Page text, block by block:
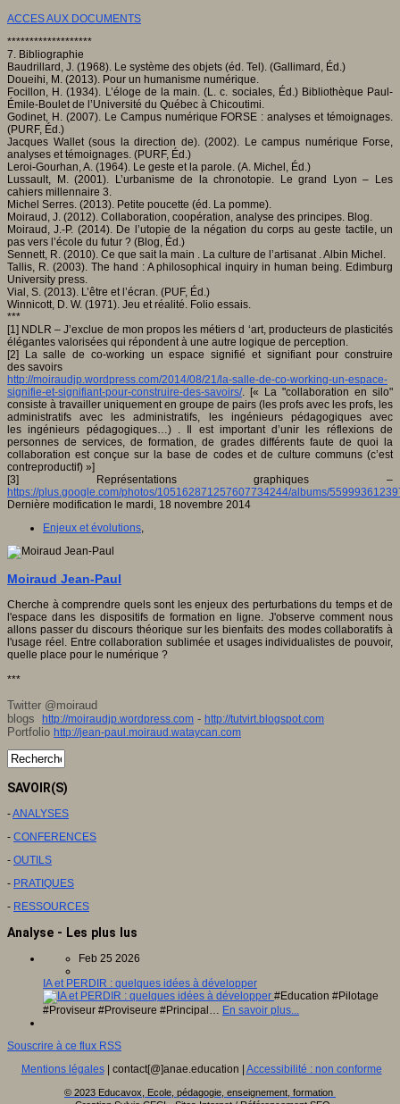
ACCES AUX DOCUMENTS
*******************
7. Bibliographie
Baudrillard, J. (1968). Le système des objets (éd. Tel). (Gallimard, Éd.)
Doueihi, M. (2013). Pour un humanisme numérique.
Focillon, H. (1934). L’éloge de la main. (L. c. sociales, Éd.) Bibliothèque Paul-
Émile-Boulet de l’Université du Québec à Chicoutimi.
Godinet, H. (2007). Le Campus numérique FORSE : analyses et témoignages.
(PURF, Éd.)
Jacques Wallet (sous la direction de). (2002). Le campus numérique Forse,
analyses et témoignages. (PURF, Éd.)
Leroi-Gourhan, A. (1964). Le geste et la parole. (A. Michel, Éd.)
Lussault, M. (2001). L’urbanisme de la chronotopie. Le grand Lyon – Les
cahiers millennaire 3.
Michel Serres. (2013). Petite poucette (éd. La pomme).
Moiraud, J. (2012). Collaboration, coopération, analyse des principes. Blog.
Moiraud, J.-P. (2014). De l’utopie de la négation du corps au geste tactile, un
pas vers l’école du futur ? (Blog, Éd.)
Sennett, R. (2010). Ce que sait la main . La culture de l’artisanat . Albin Michel.
Tallis, R. (2003). The hand : A philosophical inquiry in human being. Edimburg
University press.
Vial, S. (2013). L’être et l’écran. (PUF, Éd.)
Winnicott, D. W. (1971). Jeu et réalité. Folio essais.
***
[1] NDLR – J’exclue de mon propos les métiers d ‘art, producteurs de plasticités
élégantes valorisées qui répondent à une autre logique de perception.
[2] La salle de co-working un espace signifié et signifiant pour construire
des savoirs
http://moiraudjp.wordpress.com/2014/08/21/la-salle-de-co-working-un-espace-
signifie-et-signifiant-pour-construire-des-savoirs/. [« La "collaboration en silo"
consiste à travailler uniquement en groupe de pairs (les profs avec les profs, les
administratifs avec les administratifs, les ingénieurs pédagogiques avec
les ingénieurs pédagogiques…) . Il est important d’unir les réflexions de
personnes de services, de formation, de grades différents faute de quoi la
collaboration est conçue sur la base de codes et de culture communs (c’est
contreproductif) »]
[3] Représentations graphiques –
https://plus.google.com/photos/105162871257607734244/albums/
Dernière modification le mardi, 18 novembre 2014
Enjeux et évolutions,
Moiraud Jean-Paul
Cherche à comprendre quels sont les enjeux des perturbations du temps et de
l'espace dans les dispositifs de formation en ligne. J'observe comment nous
allons passer du discours théorique sur les bienfaits des modes collaboratifs à
l'usage réel. Entre collaboration sublimée et usages individualistes de pouvoir,
quelle place pour le numérique ?
***
Twitter @moiraud
blogs
http://moiraudjp.wordpress.com - http://tutvirt.blogspot.com
Portfolio http://jean-paul.moiraud.wataycan.com
SAVOIR(S)
-ANALYSES
- CONFERENCES
- OUTILS
- PRATIQUES
- RESSOURCES
Analyse - Les plus lus
Feb 25 2026
IA et PERDIR : quelques idées à développer
#Education #Pilotage
#Proviseur #Proviseure #Principal… En savoir plus...
Souscrire à ce flux RSS
Mentions légales| contact[@]anae.education | Accessibilité : non conforme
© 2023 Educavox, Ecole, pédagogie, enseignement, formation